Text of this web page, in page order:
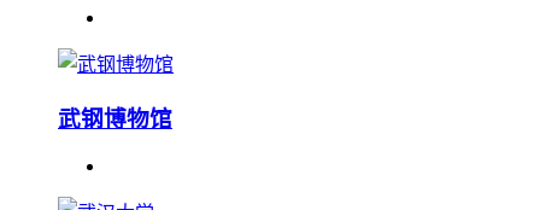
武钢博物馆